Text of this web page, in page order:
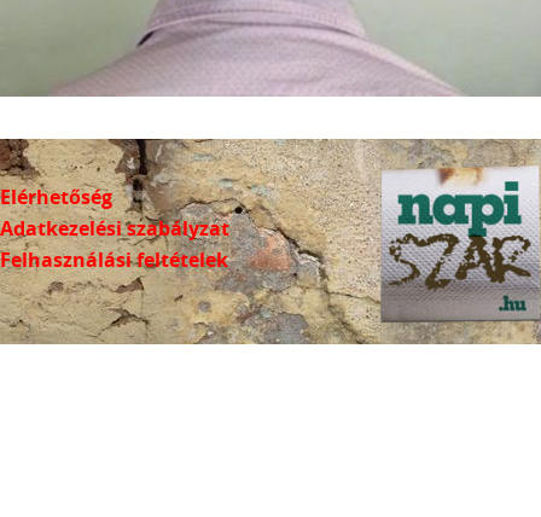
Elérhetőség
Adatkezelési szabályzat
Felhasználási feltételek